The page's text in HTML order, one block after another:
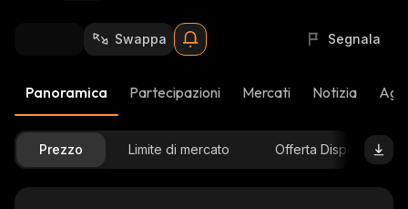
Swappa Segnala
Panoramica Partecipazioni Mercati Notizia
Prezzo Limite di mercato Offerta Disponibile